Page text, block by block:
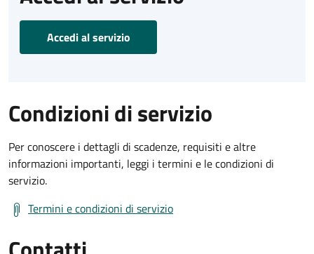
Accedi al servizio
Condizioni di servizio
Per conoscere i dettagli di scadenze, requisiti e altre
informazioni importanti, leggi i termini e le condizioni di
servizio.
Termini e condizioni di servizio